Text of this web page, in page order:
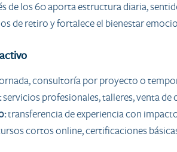
de los 60 aporta estructura diaria,
de retiro y fortalece el bienestar
consultoría por proyecto o
servicios profesionales, talleres, venta
transferencia de experiencia con
cortos online, certificaciones